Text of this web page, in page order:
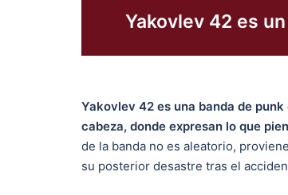
Yakovlev 42 es
Yakovlev 42 es una banda de
cabeza, donde expresan lo que
de la banda no es aleatorio,
su posterior desastre tras el